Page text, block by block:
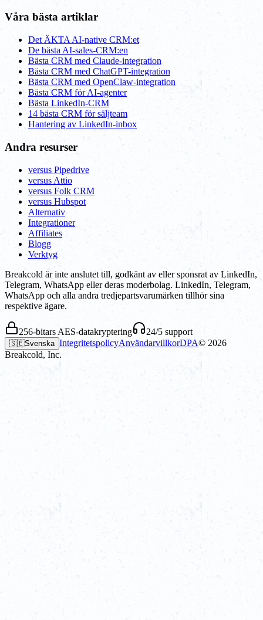
Våra bästa artiklar
Det ÄKTA AI-native CRM:et
De bästa AI-sales-CRM:en
Bästa CRM med Claude-integration
Bästa CRM med ChatGPT-integration
Bästa CRM med OpenClaw-integration
Bästa CRM för AI-agenter
Bästa LinkedIn-CRM
14 bästa CRM för säljteam
Hantering av LinkedIn-inbox
Andra resurser
versus Pipedrive
versus Attio
versus Folk CRM
versus Hubspot
Alternativ
Integrationer
Affiliates
Blogg
Verktyg
Breakcold är inte anslutet till, godkänt av eller sponsrat av LinkedIn,
Telegram, WhatsApp eller deras moderbolag. LinkedIn, Telegram,
WhatsApp och alla andra tredjepartsvarumärken tillhör sina
respektive ägare.
256-bitars AES-datakryptering 24/5 support
🇸🇪Svenska IntegritetspolicyAnvändarvillkorDPA© 2026
Breakcold, Inc.